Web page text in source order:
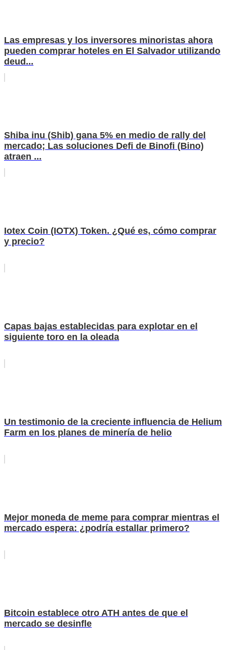
Las empresas y los inversores minoristas ahora
pueden comprar hoteles en El Salvador utilizando
deud...
Shiba inu (Shib) gana 5% en medio de rally del
mercado; Las soluciones Defi de Binofi (Bino)
atraen ...
Iotex Coin (IOTX) Token. ¿Qué es, cómo comprar
y precio?
Capas bajas establecidas para explotar en el
siguiente toro en la oleada
Un testimonio de la creciente influencia de Helium
Farm en los planes de minería de helio
Mejor moneda de meme para comprar mientras el
mercado espera: ¿podría estallar primero?
Bitcoin establece otro ATH antes de que el
mercado se desinfle